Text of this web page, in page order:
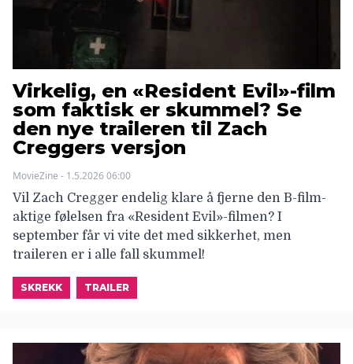
Virkelig, en «Resident Evil»-film
som faktisk er skummel? Se
den nye traileren til Zach
Creggers versjon
MovieZine - 1.5.2026 06:00
Vil Zach Cregger endelig klare å fjerne den B-film-
aktige følelsen fra «Resident Evil»-filmen? I
september får vi vite det med sikkerhet, men
traileren er i alle fall skummel!
SKREKK TRAILER